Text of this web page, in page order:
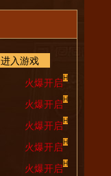
进入游戏
火爆开启H
火爆开启H
火爆开启H
火爆开启H
火爆开启H